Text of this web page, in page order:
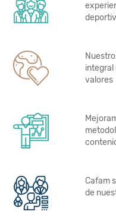
integral
valores
Cafam
de